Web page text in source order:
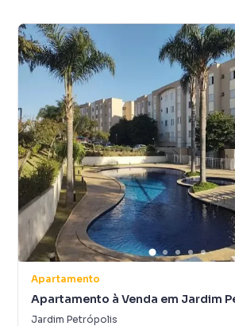
Apartamento
Apartamento à Venda em Jardim
Jardim Petrópolis